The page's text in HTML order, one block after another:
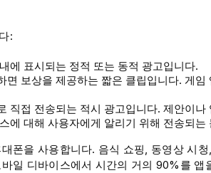
:
에 표시되는 정적 또는 동적 광고입니다.
면 보상을 제공하는 짧은 클립입니다. 게임
직접 전송되는 적시 광고입니다. 제안이나
에 대해 사용자에게 알리기 위해 전송되는
폰을 사용합니다. 음식 쇼핑, 동영상 시
일 디바이스에서 시간의 거의 90%를 앱